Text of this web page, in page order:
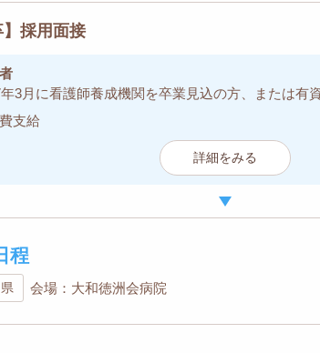
】採用面接
3月に看護師養成機関を卒業見込の方、または有
支給
詳細をみる
程
会場：大和徳洲会病院